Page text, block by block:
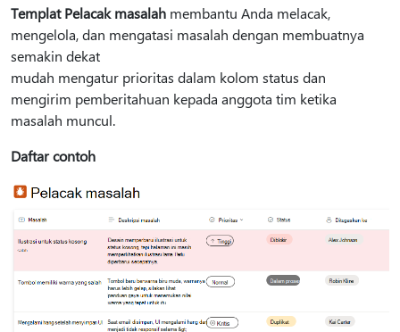
Templat Pelacak masalah membantu Anda melacak,
mengelola, dan mengatasi masalah dengan membuatnya
semakin dekat
mudah mengatur prioritas dalam kolom status dan
mengirim pemberitahuan kepada anggota tim ketika
masalah muncul.
Daftar contoh